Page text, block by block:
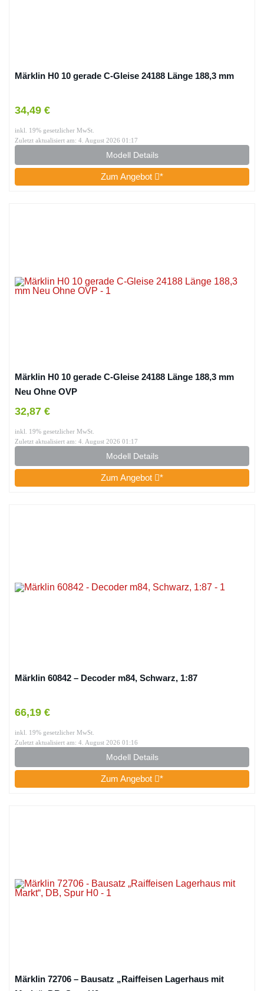
Märklin H0 10 gerade C-Gleise 24188 Länge 188,3 mm
34,49 €
inkl. 19% gesetzlicher MwSt.
Zuletzt aktualisiert am: 4. August 2026 01:17
Modell Details
Zum Angebot *
Märklin H0 10 gerade C-Gleise 24188 Länge 188,3 mm
Neu Ohne OVP
32,87 €
inkl. 19% gesetzlicher MwSt.
Zuletzt aktualisiert am: 4. August 2026 01:17
Modell Details
Zum Angebot *
Märklin 60842 – Decoder m84, Schwarz, 1:87
66,19 €
inkl. 19% gesetzlicher MwSt.
Zuletzt aktualisiert am: 4. August 2026 01:16
Modell Details
Zum Angebot *
Märklin 72706 – Bausatz „Raiffeisen Lagerhaus mit